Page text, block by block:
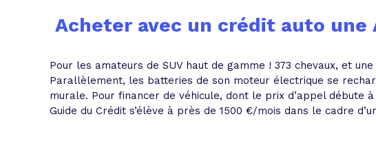
Acheter avec un crédit auto une
Pour les amateurs de SUV haut de gamme ! 373 chevaux, et
Parallèlement, les batteries de son moteur électrique se
murale. Pour financer de véhicule, dont le prix d’appel débute
Guide du Crédit s’élève à près de 1500 €/mois dans le cadre